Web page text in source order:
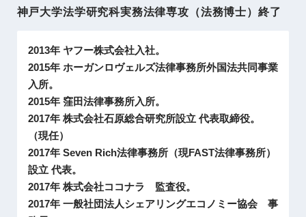
神戸大学法学研究科実務法律専攻（法務博士）終了
2013年 ヤフー株式会社入社。
2015年 ホーガンロヴェルズ法律事務所外国法共同事業
入所。
2015年 窪田法律事務所入所。
2017年 株式会社石原総合研究所設立 代表取締役。
（現任）
2017年 Seven Rich法律事務所（現FAST法律事務所）
設立 代表。
2017年 株式会社ココナラ 監査役。
2017年 一般社団法人シェアリングエコノミー協会 事